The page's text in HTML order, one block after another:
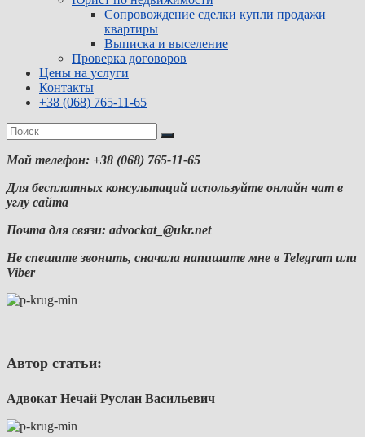
Сопровождение сделки купли продажи
квартиры
Выписка и выселение
Проверка договоров
Цены на услуги
Контакты
+38 (068) 765-11-65
Мой телефон: +38 (068) 765-11-65
Для бесплатных консультаций используйте онлайн чат в
углу сайта
Почта для связи: advockat_@ukr.net
Не спешите звонить, сначала напишите мне в Telegram или
Viber
Автор статьи:
Адвокат Нечай Руслан Васильевич